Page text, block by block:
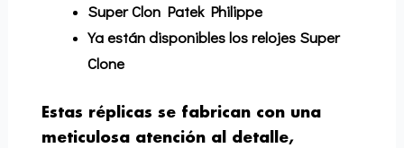
Super Clon Patek Philippe
Ya están disponibles los relojes Super
Clone
Estas réplicas se fabrican con una
meticulosa atención al detalle,